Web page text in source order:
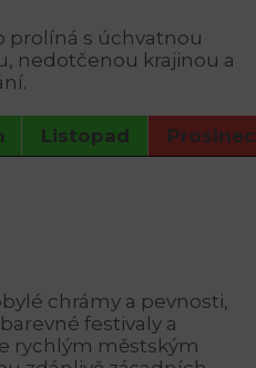
prolíná s úchvatnou
nedotčenou krajinou a
Listopad
Prosinec
chrámy a pevnosti,
festivaly a
rychlým městským